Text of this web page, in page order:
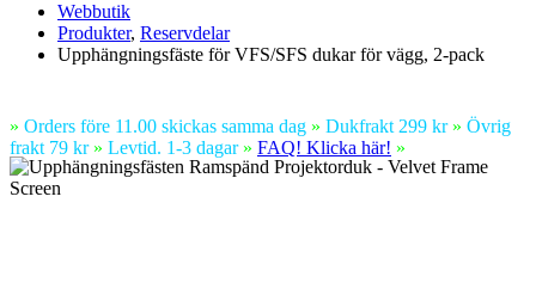
Webbutik
Produkter, Reservdelar
Upphängningsfäste för VFS/SFS dukar för vägg, 2-pack
» Orders före 11.00 skickas samma dag » Dukfrakt 299 kr » Övrig
frakt 79 kr » Levtid. 1-3 dagar » FAQ! Klicka här! »